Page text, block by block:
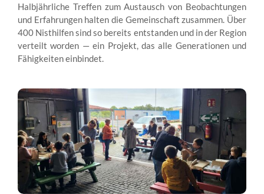
Halbjährliche Treffen zum Austausch von Beobachtungen
und Erfahrungen halten die Gemeinschaft zusammen. Über
400 Nisthilfen sind so bereits entstanden und in der Region
verteilt worden — ein Projekt, das alle Generationen und
Fähigkeiten einbindet.